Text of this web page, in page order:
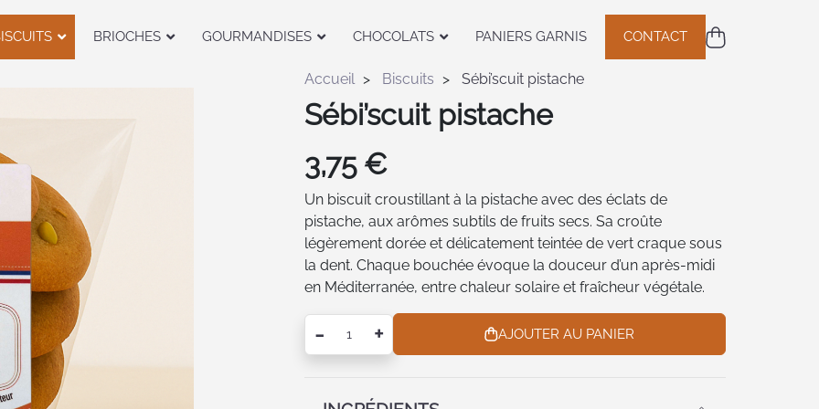
BRIOCHES GOURMANDISES CHOCOLATS PANIERS GARNIS CONTACT
Accueil Biscuits Sébi’scuit pistache
Sébi’scuit pistache
3,75 €
Un biscuit croustillant à la pistache avec des éclats de
pistache, aux arômes subtils de fruits secs. Sa croûte
légèrement dorée et délicatement teintée de vert craque sous
la dent. Chaque bouchée évoque la douceur d’un après-midi
en Méditerranée, entre chaleur solaire et fraîcheur végétale.
- + AJOUTER AU PANIER